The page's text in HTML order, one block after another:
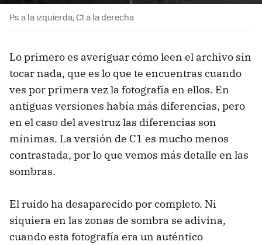
Ps a la izquierda; C1 a la derecha
Lo primero es averiguar cómo leen el archivo sin
tocar nada, que es lo que te encuentras cuando
ves por primera vez la fotografía en ellos. En
antiguas versiones había más diferencias, pero
en el caso del avestruz las diferencias son
mínimas. La versión de C1 es mucho menos
contrastada, por lo que vemos más detalle en las
sombras.
El ruido ha desaparecido por completo. Ni
siquiera en las zonas de sombra se adivina,
cuando esta fotografía era un auténtico